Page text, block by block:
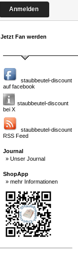
Jetzt Fan werden
staubbeutel-discount
auf facebook
staubbeutel-discount
bei X
staubbeutel-discount
RSS Feed
Journal
» Unser Journal
ShopApp
» mehr Informationen